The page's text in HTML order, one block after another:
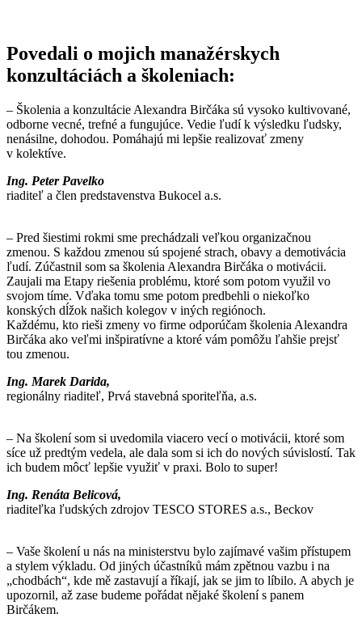
Povedali o mojich manažérskych
konzultáciách a školeniach:
– Školenia a konzultácie Alexandra Birčáka sú vysoko kultivované,
odborne vecné, trefné a fungujúce. Vedie ľudí k výsledku ľudsky,
nenásilne, dohodou. Pomáhajú mi lepšie realizovať zmeny
v kolektíve.
Ing. Peter Pavelko
riaditeľ a člen predstavenstva Bukocel a.s.
– Pred šiestimi rokmi sme prechádzali veľkou organizačnou
zmenou. S každou zmenou sú spojené strach, obavy a demotivácia
ľudí. Zúčastnil som sa školenia Alexandra Birčáka o motivácii.
Zaujali ma Etapy riešenia problému, ktoré som potom využil vo
svojom tíme. Vďaka tomu sme potom predbehli o niekoľko
konských dĺžok našich kolegov v iných regiónoch.
Každému, kto rieši zmeny vo firme odporúčam školenia Alexandra
Birčáka ako veľmi inšpiratívne a ktoré vám pomôžu ľahšie prejsť
tou zmenou.
Ing. Marek Darida,
regionálny riaditeľ, Prvá stavebná sporiteľňa, a.s.
– Na školení som si uvedomila viacero vecí o motivácii, ktoré som
síce už predtým vedela, ale dala som si ich do nových súvislostí. Tak
ich budem môcť lepšie využiť v praxi. Bolo to super!
Ing. Renáta Belicová,
riaditeľka ľudských zdrojov TESCO STORES a.s., Beckov
– Vaše školení u nás na ministerstvu bylo zajímavé vašim přístupem
a stylem výkladu. Od jiných účastníků mám zpětnou vazbu i na
„chodbách“, kde mě zastavují a říkají, jak se jim to líbilo. A abych je
upozornil, až zase budeme pořádat nějaké školení s panem
Birčákem.